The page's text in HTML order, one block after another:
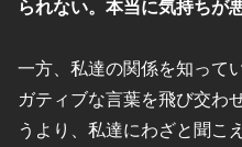
られない。本当に気持ちが
一方、私達の関係を知って
ガティブな言葉を飛び交わ
うより、私達にわざと聞こ